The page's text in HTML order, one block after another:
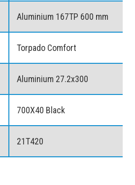
Aluminium 167TP 600 mm
Torpado Comfort
Aluminium 27.2x300
700X40 Black
21T420